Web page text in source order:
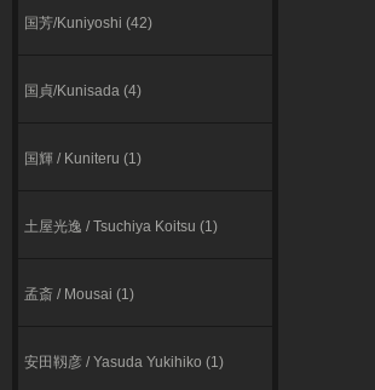
国芳/Kuniyoshi (42)
国貞/Kunisada (4)
国輝 / Kuniteru (1)
⼟屋光逸 / Tsuchiya Koitsu (1)
孟斎 / Mousai (1)
安田靱彦 / Yasuda Yukihiko (1)